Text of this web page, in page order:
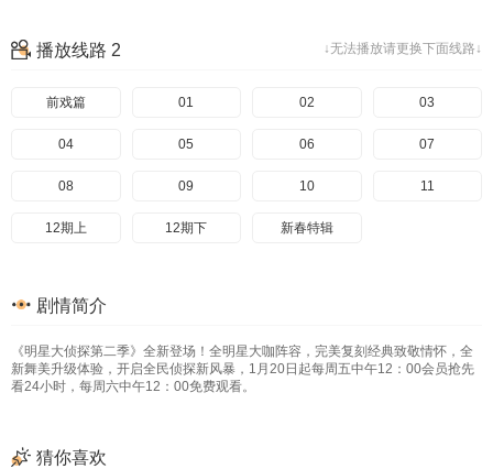
↓无法播放请更换下面线路↓
播放线路 2
前戏篇 01 02 03
04 05 06 07
08 09 10 11
12期上 12期下 新春特辑
剧情简介
《明星大侦探第二季》全新登场！全明星大咖阵容，完美复刻经典致敬情怀，全
新舞美升级体验，开启全民侦探新风暴，1月20日起每周五中午12：00会员抢先
看24小时，每周六中午12：00免费观看。
猜你喜欢